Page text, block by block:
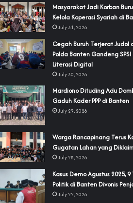
‎Masyarakat Jadi Korban
Kelola Koperasi Syariah di
July 31, 2026
Cegah Buruh Terjerat Judol
Polda Banten Gandeng
Literasi Digital
July 30, 2026
‎Mardiono Dituding Adu
Gaduh Kader PPP di Banten
July 29, 2026
‎Warga Rancapinang Terus
Gugatan Lahan yang
July 28, 2026
‎Kasus Demo Agustus 2025,
Politik di Banten Divonis
July 22, 2026